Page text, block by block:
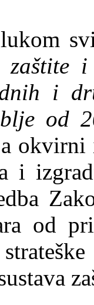
zaštite
i
od
i
od